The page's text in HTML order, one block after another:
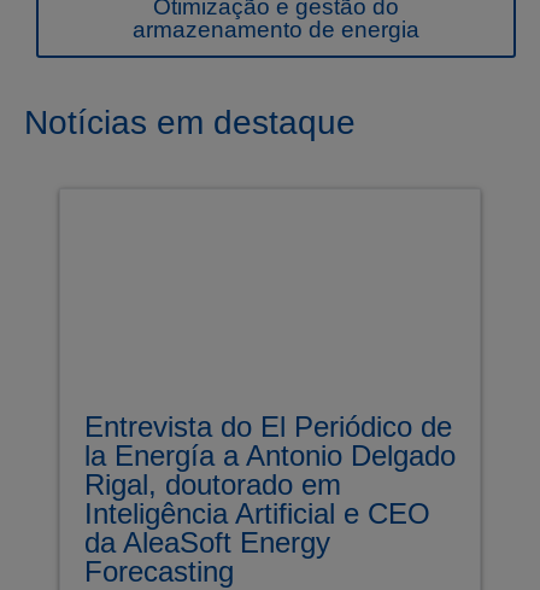
Otimização e gestão do
armazenamento de energia
Notícias em destaque
Entrevista do El Periódico de
la Energía a Antonio Delgado
Rigal, doutorado em
Inteligência Artificial e CEO
da AleaSoft Energy
Forecasting